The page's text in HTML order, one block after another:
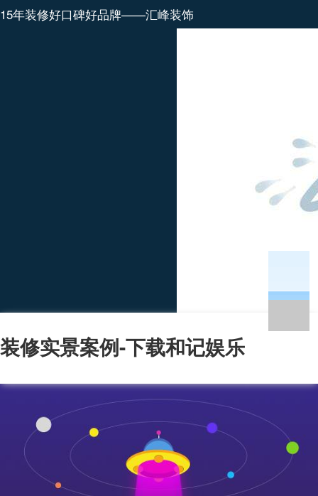
15年装修好口碑好品牌——汇峰装饰
装修实景案例-下载和记娱乐